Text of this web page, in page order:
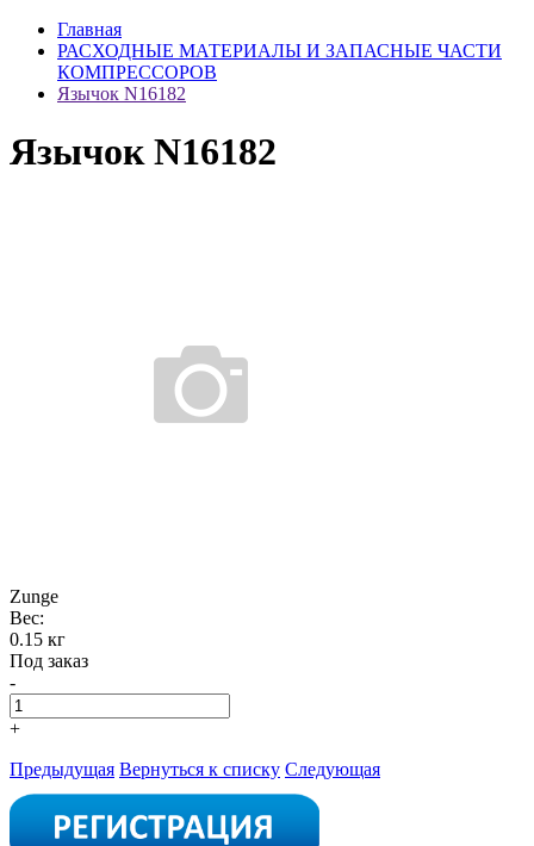
Главная
РАСХОДНЫЕ МАТЕРИАЛЫ И ЗАПАСНЫЕ ЧАСТИ
КОМПРЕССОРОВ
Язычок N16182
Язычок N16182
Zunge
Вес:
0.15 кг
Под заказ
-
+
Предыдущая Вернуться к списку Следующая